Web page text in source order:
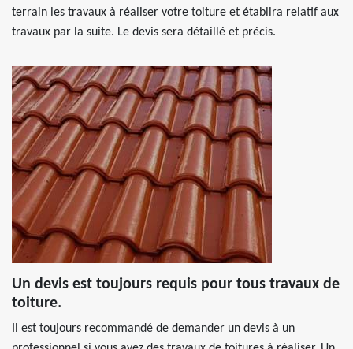
terrain les travaux à réaliser votre toiture et établira relatif aux
travaux par la suite. Le devis sera détaillé et précis.
Un devis est toujours requis pour tous travaux de
toiture.
Il est toujours recommandé de demander un devis à un